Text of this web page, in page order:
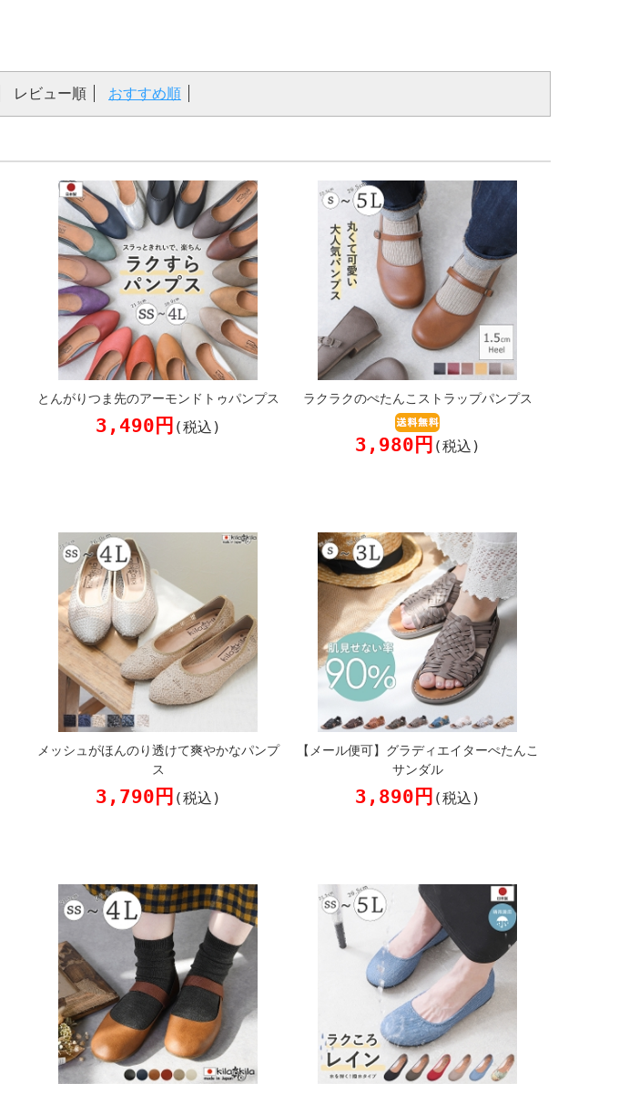
レビュー順 おすすめ順
とんがりつま先のアーモンドトゥパンプス
3,490円 (税込)
ラクラクのぺたんこストラップパンプス
3,980円 (税込)
メッシュがほんのり透けて爽やかなパンプ
ス
3,790円 (税込)
【メール便可】グラディエイターぺたんこ
サンダル
3,890円 (税込)